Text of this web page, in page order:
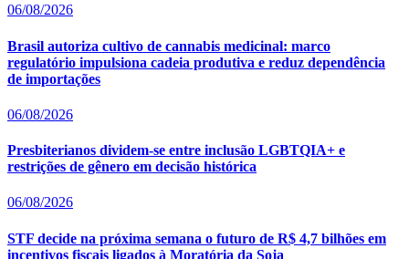
06/08/2026
Brasil autoriza cultivo de cannabis medicinal: marco
regulatório impulsiona cadeia produtiva e reduz dependência
de importações
06/08/2026
Presbiterianos dividem-se entre inclusão LGBTQIA+ e
restrições de gênero em decisão histórica
06/08/2026
STF decide na próxima semana o futuro de R$ 4,7 bilhões em
incentivos fiscais ligados à Moratória da Soja